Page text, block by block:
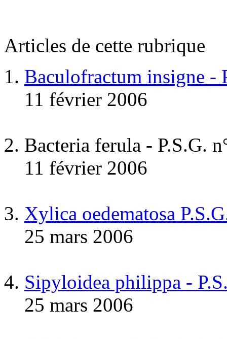
Articles de cette rubrique
Baculofractum insigne -
11 février 2006
Bacteria ferula - P.S.G.
11 février 2006
Xylica oedematosa
25 mars 2006
Sipyloidea philippa -
25 mars 2006